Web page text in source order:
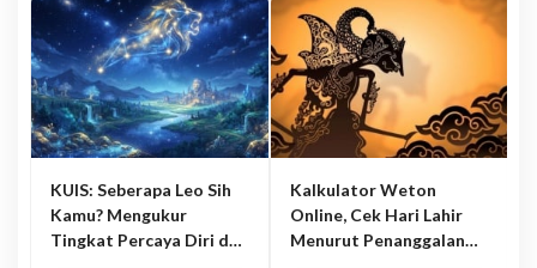
KUIS: Seberapa Leo Sih
Kamu? Mengukur
Tingkat Percaya Diri dan
Kalkulator Weton
Online, Cek Hari Lahir
Menurut Penanggalan